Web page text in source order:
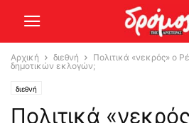
Αρχική διεθνή
Πολιτικά «νεκρός» ο
δημοτικών εκλογών;
διεθνή
Πολιτικά